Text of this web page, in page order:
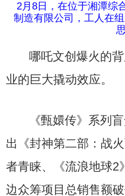
2月8日，在位于湘潭综
制造有限公司，工人在
哪吒文创爆火的
业的巨大撬动效应。
《甄嬛传》系列
出《封神第二部：战
者青睐、《流浪地球2
边众筹项目总销售额